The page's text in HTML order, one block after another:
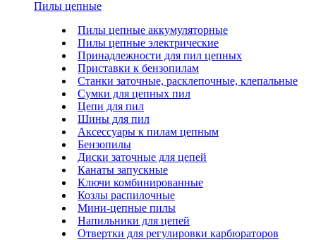
Пилы цепные
Пилы цепные аккумуляторные
Пилы цепные электрические
Принадлежности для пил цепных
Приставки к бензопилам
Станки заточные, расклепочные, клепальные
Сумки для цепных пил
Цепи для пил
Шины для пил
Аксессуары к пилам цепным
Бензопилы
Диски заточные для цепей
Канаты запускные
Ключи комбинированные
Козлы распилочные
Мини-цепные пилы
Напильники для цепей
Отвертки для регулировки карбюраторов